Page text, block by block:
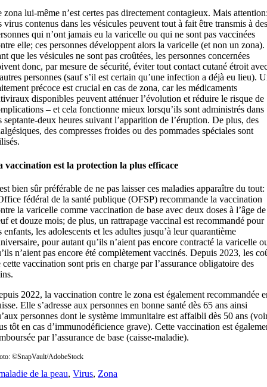
zona lui-même n’est certes pas directement contagieux. Mais
virus contenus dans les vésicules peuvent tout à fait être transmis à des
qui n’ont jamais eu la varicelle ou qui ne sont pas vaccinées
elle; ces personnes développent alors la varicelle (et non un zona).
que les vésicules ne sont pas croûtées, les personnes concernées
donc, par mesure de sécurité, éviter tout contact cutané étroit
personnes (sauf s’il est certain qu’une infection a déjà eu lieu).
précoce est crucial en cas de zona, car les médicaments
disponibles peuvent atténuer l’évolution et réduire le risque de
– et cela fonctionne mieux lorsqu’ils sont administrés dans
septante-deux heures suivant l’apparition de l’éruption. De plus, des
des compresses froides ou des pommades spéciales sont
vaccination est la protection la plus efficace
bien sûr préférable de ne pas laisser ces maladies apparaître du tout:
fédéral de la santé publique (OFSP) recommande la vaccination
la varicelle comme vaccination de base avec deux doses à l’âge de
et douze mois; de plus, un rattrapage vaccinal est recommandé pour
enfants, les adolescents et les adultes jusqu’à leur quarantième
pour autant qu’ils n’aient pas encore contracté la varicelle
n’aient pas encore été complètement vaccinés. Depuis 2023, les
cette vaccination sont pris en charge par l’assurance obligatoire des
2022, la vaccination contre le zona est également recommandée
Elle s’adresse aux personnes en bonne santé dès 65 ans ainsi
personnes dont le système immunitaire est affaibli dès 50 ans
tôt en cas d’immunodéficience grave). Cette vaccination est
par l’assurance de base (caisse-maladie).
©SnapVault/AdobeStock
de la peau,Virus, Zona